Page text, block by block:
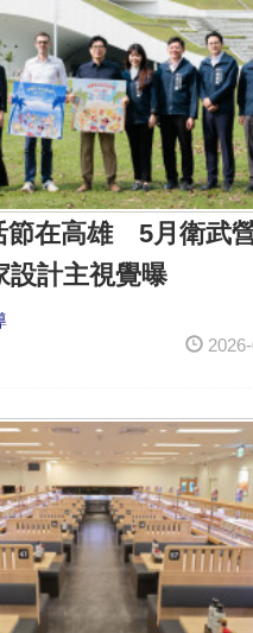
節在高雄 5月衛武
設計主視覺曝